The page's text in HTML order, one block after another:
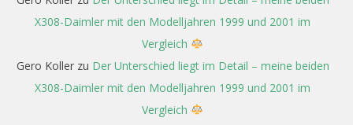
X308-Daimler mit den Modelljahren 1999 und 2001 im
Vergleich
Gero Kollerzu Der Unterschied liegt im Detail – meine beiden
X308-Daimler mit den Modelljahren 1999 und 2001 im
Vergleich